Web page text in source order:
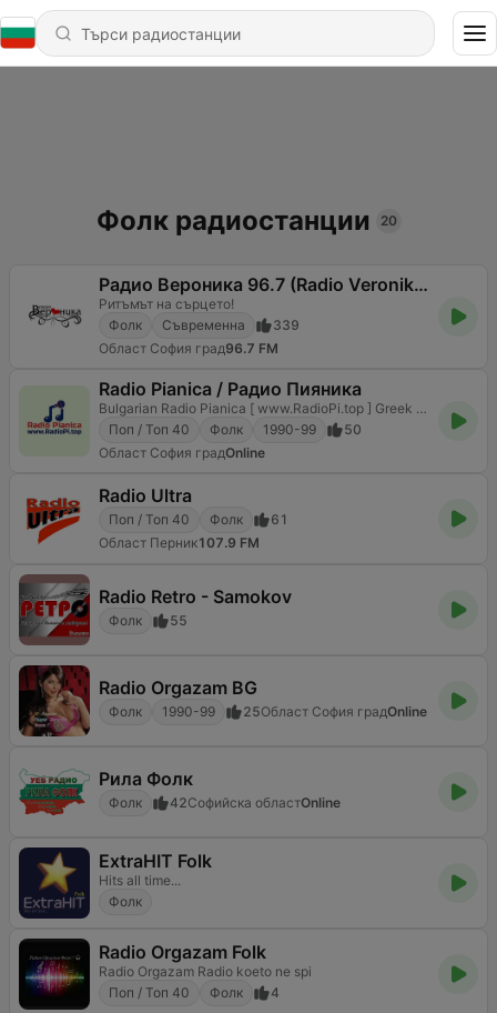
Фолк радиостанции 20
Радио Вероника 96.7 (Radio Veronika)
Ритъмът на сърцето!
Фолк
Съвременна
339
Област София град96.7 FM
Radio Pianica / Радио Пияника
Bulgarian Radio Pianica [ www.RadioPi.top ] Greek Music - Greece Music / Laika , Rempetika , Zeimpek
Поп / Топ 40
Фолк 1990-99
50
Област София градOnline
Radio Ultra
Поп / Топ 40 Фолк
61
Област Перник107.9 FM
Radio Retro - Samokov
Фолк 55
Radio Orgazam BG
Фолк 1990-99 25Област София градOnline
Рила Фолк
Фолк 42Софийска областOnline
ExtraHIT Folk
Hits all time...
Фолк
Radio Orgazam Folk
Radio Orgazam Radio koeto ne spi
Поп / Топ 40
Фолк 4